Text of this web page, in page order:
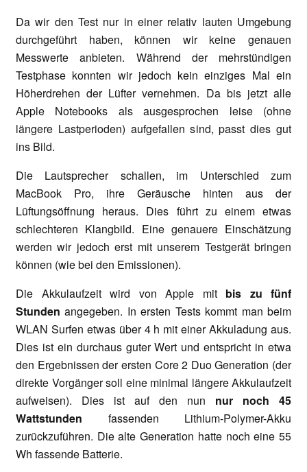
Da wir den Test nur in einer relativ lauten Umgebung
durchgeführt haben, können wir keine genauen
Messwerte anbieten. Während der mehrstündigen
Testphase konnten wir jedoch kein einziges Mal ein
Höherdrehen der Lüfter vernehmen. Da bis jetzt alle
Apple Notebooks als ausgesprochen leise (ohne
längere Lastperioden) aufgefallen sind, passt dies gut
ins Bild.
Die Lautsprecher schallen, im Unterschied zum
MacBook Pro, ihre Geräusche hinten aus der
Lüftungsöffnung heraus. Dies führt zu einem etwas
schlechteren Klangbild. Eine genauere Einschätzung
werden wir jedoch erst mit unserem Testgerät bringen
können (wie bei den Emissionen).
Die Akkulaufzeit wird von Apple mit bis zu fünf
Stunden angegeben. In ersten Tests kommt man beim
WLAN Surfen etwas über 4 h mit einer Akkuladung aus.
Dies ist ein durchaus guter Wert und entspricht in etwa
den Ergebnissen der ersten Core 2 Duo Generation (der
direkte Vorgänger soll eine minimal längere Akkulaufzeit
aufweisen). Dies ist auf den nun nur noch 45
Wattstunden fassenden Lithium-Polymer-Akku
zurückzuführen. Die alte Generation hatte noch eine 55
Wh fassende Batterie.